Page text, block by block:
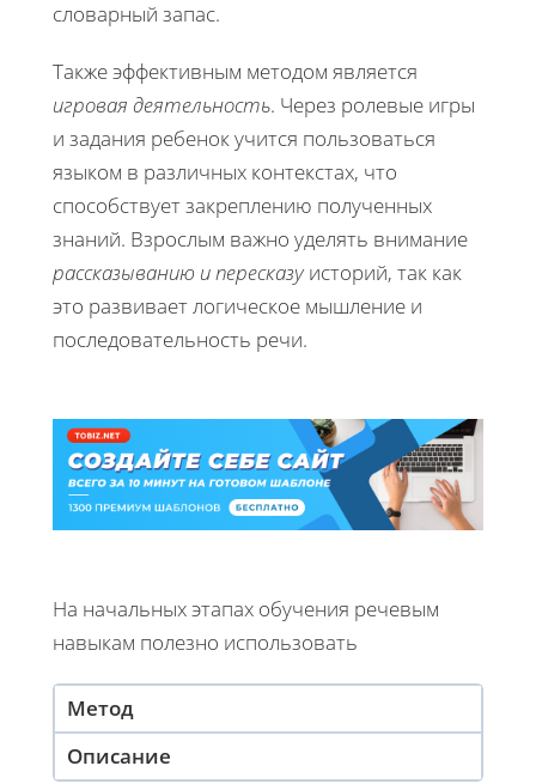
словарный запас.
Также эффективным методом является
игровая деятельность. Через ролевые игры
и задания ребенок учится пользоваться
языком в различных контекстах, что
способствует закреплению полученных
знаний. Взрослым важно уделять внимание
рассказыванию и пересказуисторий, так как
это развивает логическое мышление и
последовательность речи.
На начальных этапах обучения речевым
навыкам полезно использовать
Метод
Описание